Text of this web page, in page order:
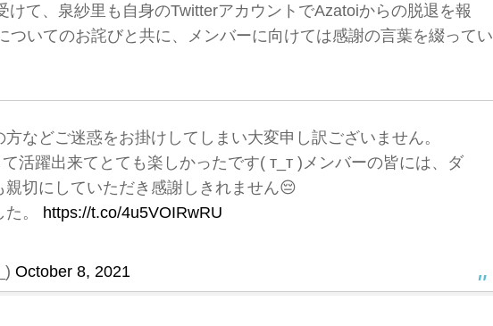
けて、泉紗里も自身のTwitterアカウントでAzatoiからの脱退を報
ついてのお詫びと共に、メンバーに向けては感謝の言葉を綴ってい
などご迷惑をお掛けしてしまい大変申し訳ございません。
活躍出来てとても楽しかったです( т_т )メンバーの皆には、ダ
切にしていただき感謝しきれません😔
。 https://t.co/4u5VOIRwRU
October 8, 2021